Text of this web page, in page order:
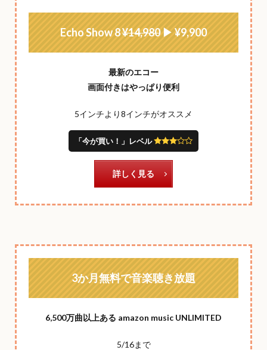
Echo Show 8¥14,980▶ ¥9,900
最新のエコー
画面付きはやっぱり便利
5インチより8インチがオススメ
「今が買い！」レベル
詳しく見る
3か月無料で音楽聴き放題
6,500万曲以上ある amazon music UNLIMITED
5/16まで